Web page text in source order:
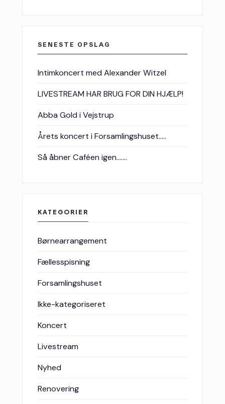
SENESTE OPSLAG
Intimkoncert med Alexander Witzel
LIVESTREAM HAR BRUG FOR DIN HJÆLP!
Abba Gold i Vejstrup
Årets koncert i Forsamlingshuset…..
Så åbner Caféen igen…….
KATEGORIER
Børnearrangement
Fællesspisning
Forsamlingshuset
Ikke-kategoriseret
Koncert
Livestream
Nyhed
Renovering